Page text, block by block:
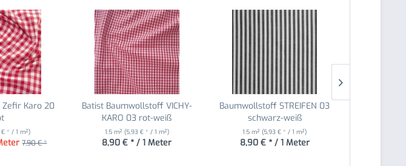
Karo 20
€ * / 1 m²)
7,90 € *
Batist Baumwollstoff VICHY-
KARO 03 rot-weiß
1.5 m² (5,93 € * / 1 m²)
8,90 € * / 1 Meter
Baumwollstoff STREIFEN 03
schwarz-weiß
1.5 m²(5,93 € * / 1 m²)
8,90 € * / 1 Meter